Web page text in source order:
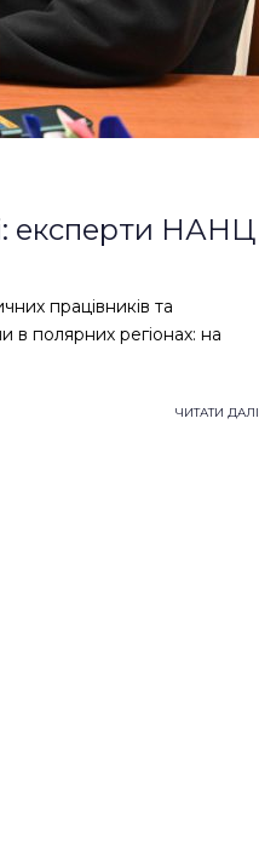
експерти НАНЦ
працівників та
в полярних регіонах: на
ЧИТАТИ ДАЛІ